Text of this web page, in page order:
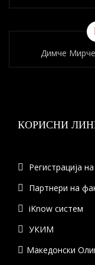
Димче
КОРИСНИ
Регистрација
Партнери на
iKnow систем
УКИМ
Македонски